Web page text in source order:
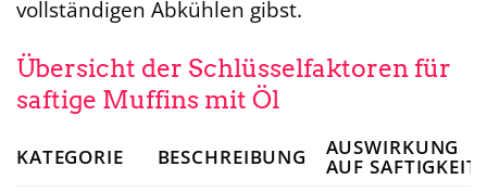
vollständigen Abkühlen gibst.
Übersicht der Schlüsselfaktoren für
saftige Muffins mit Öl
KATEGORIE BESCHREIBUNG AUSWIRKUNG
AUF SAFTIGKEIT